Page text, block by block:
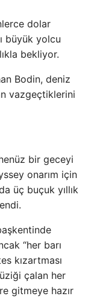
dolar
büyük yolcu
bekliyor.
Bodin, deniz
vazgeçtiklerini
bir geceyi
onarım için
üç buçuk yıllık
“her barı
kızartması
çalan her
gitmeye hazır